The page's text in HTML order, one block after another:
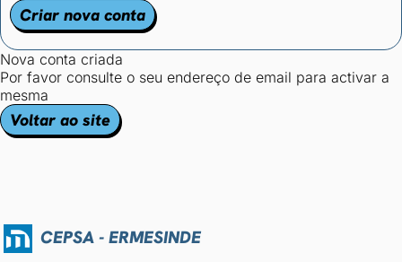
Criar nova conta
Nova conta criada
Por favor consulte o seu endereço de email para activar a
mesma
Voltar ao site
CEPSA - ERMESINDE